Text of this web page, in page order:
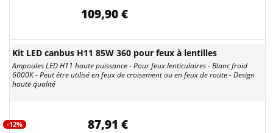
109,90 €
Kit LED canbus H11 85W 360 pour feux à lentilles
Ampoules LED H11 haute puissance - Pour feux lenticulaires - Blanc froid
6000K - Peut être utilisé en feux de croisement ou en feux de route - Design
haute qualité
-12% 87,91 €